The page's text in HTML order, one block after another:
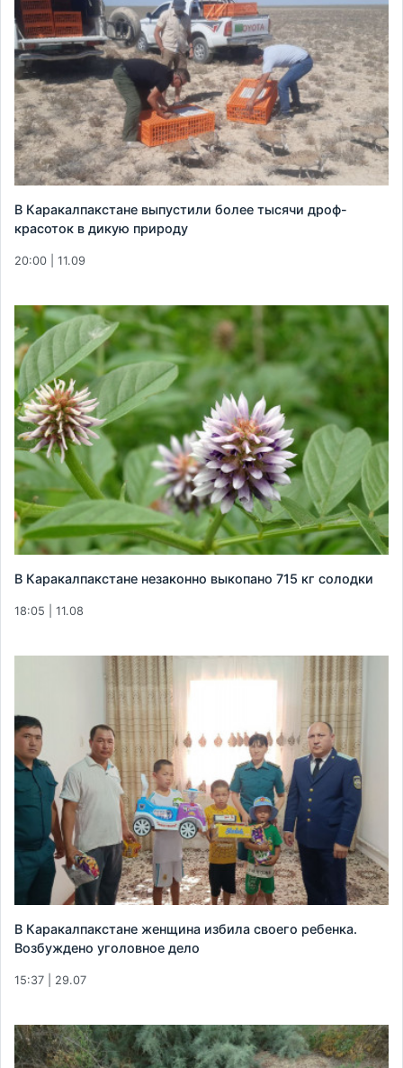
В Каракалпакстане выпустили более тысячи дроф-
красоток в дикую природу
20:00 | 11.09
В Каракалпакстане незаконно выкопано 715 кг солодки
18:05 | 11.08
В Каракалпакстане женщина избила своего ребенка.
Возбуждено уголовное дело
15:37 | 29.07